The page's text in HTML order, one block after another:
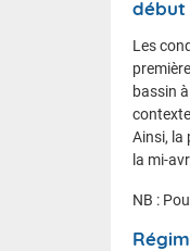
début
Les
bassin
Ainsi, la
la mi-
NB :